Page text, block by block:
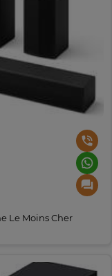
Le Moins Cher